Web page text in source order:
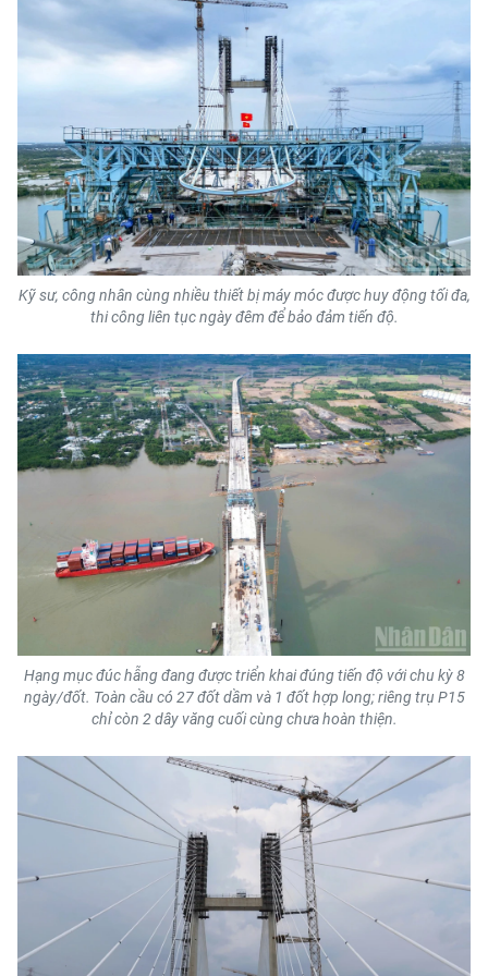
CHUYÊN ĐỀ
CÁC CHUYÊN TRANG
VỀ BÁO NHÂN DÂN
THỜI NAY
NHÂN DÂN CUỐI TUẦN
NHÂN DÂN HẰNG THÁNG
MUA BÁO
ĐỌC BÁO IN
РУССКИЙ
ESPAÑOL
한국어
Kỹ sư, công nhân cùng nhiều thiết bị máy móc được huy động tối đa,
thi công liên tục ngày đêm để bảo đảm tiến độ.
Hạng mục đúc hẫng đang được triển khai đúng tiến độ với chu kỳ 8
ngày/đốt. Toàn cầu có 27 đốt dầm và 1 đốt hợp long; riêng trụ P15
chỉ còn 2 dây văng cuối cùng chưa hoàn thiện.